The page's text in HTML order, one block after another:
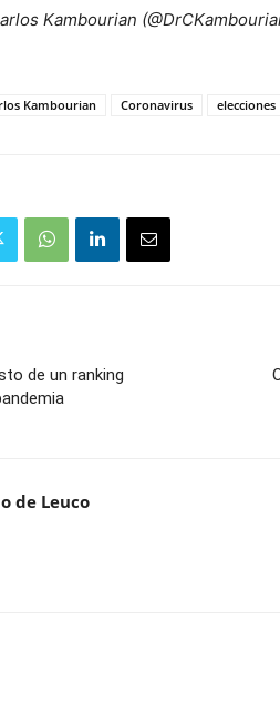
Kambourian
Kambourian Coronavirus elecciones
de un ranking
de Leuco